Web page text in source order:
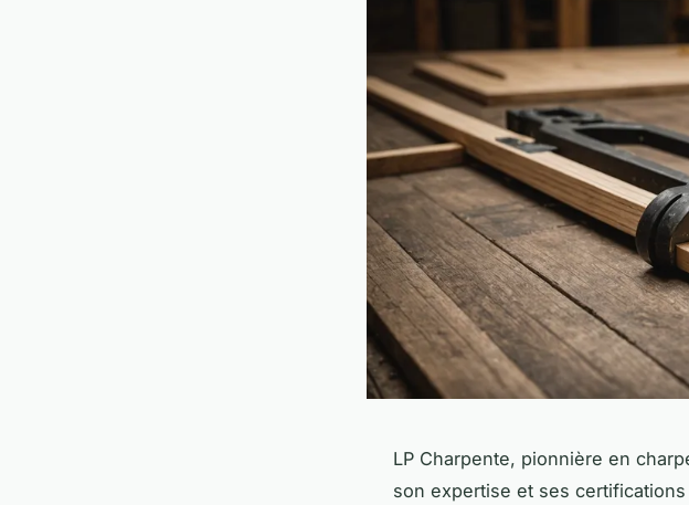
LP Charpente, pionnière en
son expertise et ses certifications